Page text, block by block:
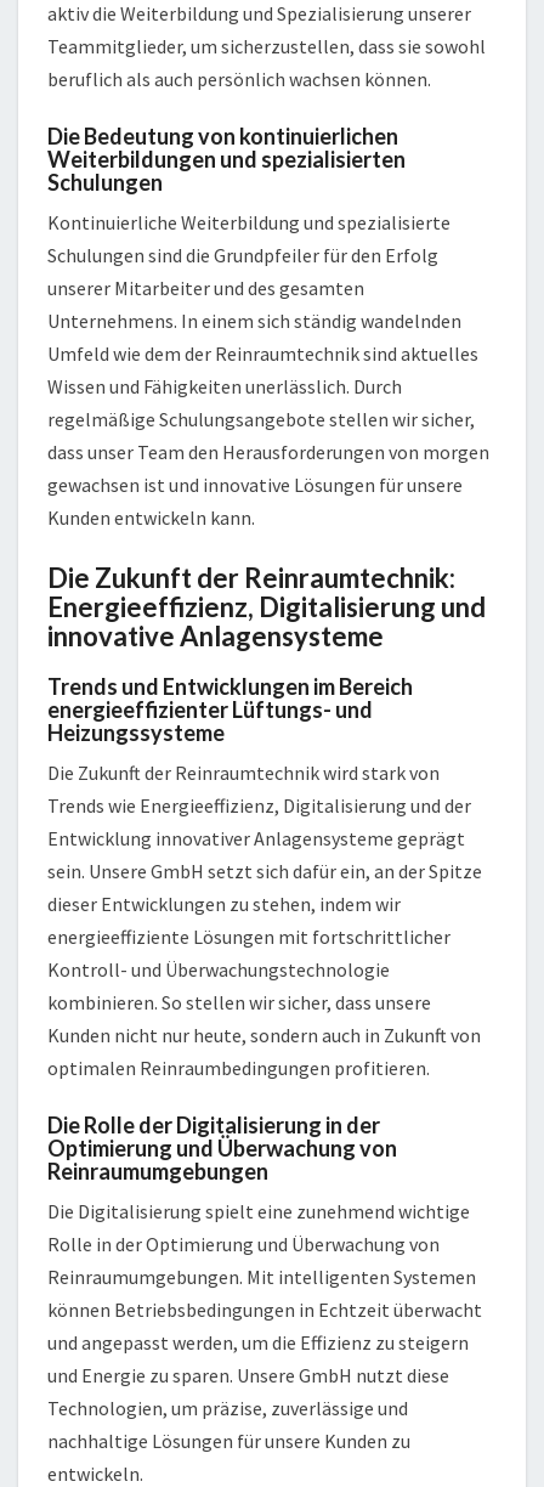
aktiv die Weiterbildung und Spezialisierung unserer
Teammitglieder, um sicherzustellen, dass sie sowohl
beruflich als auch persönlich wachsen können.
Die Bedeutung von kontinuierlichen
Weiterbildungen und spezialisierten
Schulungen
Kontinuierliche Weiterbildung und spezialisierte
Schulungen sind die Grundpfeiler für den Erfolg
unserer Mitarbeiter und des gesamten
Unternehmens. In einem sich ständig wandelnden
Umfeld wie dem der Reinraumtechnik sind aktuelles
Wissen und Fähigkeiten unerlässlich. Durch
regelmäßige Schulungsangebote stellen wir sicher,
dass unser Team den Herausforderungen von morgen
gewachsen ist und innovative Lösungen für unsere
Kunden entwickeln kann.
Die Zukunft der Reinraumtechnik:
Energieeffizienz, Digitalisierung und
innovative Anlagensysteme
Trends und Entwicklungen im Bereich
energieeffizienter Lüftungs- und
Heizungssysteme
Die Zukunft der Reinraumtechnik wird stark von
Trends wie Energieeffizienz, Digitalisierung und der
Entwicklung innovativer Anlagensysteme geprägt
sein. Unsere GmbH setzt sich dafür ein, an der Spitze
dieser Entwicklungen zu stehen, indem wir
energieeffiziente Lösungen mit fortschrittlicher
Kontroll- und Überwachungstechnologie
kombinieren. So stellen wir sicher, dass unsere
Kunden nicht nur heute, sondern auch in Zukunft von
optimalen Reinraumbedingungen profitieren.
Die Rolle der Digitalisierung in der
Optimierung und Überwachung von
Reinraumumgebungen
Die Digitalisierung spielt eine zunehmend wichtige
Rolle in der Optimierung und Überwachung von
Reinraumumgebungen. Mit intelligenten Systemen
können Betriebsbedingungen in Echtzeit überwacht
und angepasst werden, um die Effizienz zu steigern
und Energie zu sparen. Unsere GmbH nutzt diese
Technologien, um präzise, zuverlässige und
nachhaltige Lösungen für unsere Kunden zu
entwickeln.